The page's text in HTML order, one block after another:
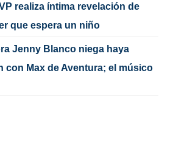
realiza íntima revelación de
que espera un niño
Jenny Blanco niega haya
con Max de Aventura; el músico